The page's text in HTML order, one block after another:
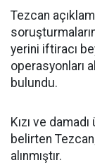
Tezcan
yerini iftiracı
operasyonları
bulundu.
Kızı ve
belirten
alınmıştır.